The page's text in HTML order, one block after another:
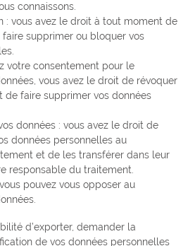
connaissons.
: vous avez le droit à tout moment de
supprimer ou bloquer vos
votre consentement pour le
vous avez le droit de révoquer
de faire supprimer vos données
données : vous avez le droit de
données personnelles au
et de les transférer dans leur
responsable du traitement.
pouvez vous opposer au
d’exporter, demander la
de vos données personnelles